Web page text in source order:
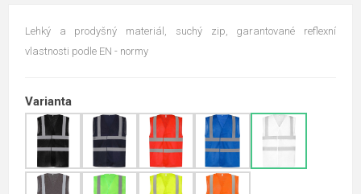
Lehký a prodyšný materiál, suchý zip, garantované reflexní
vlastnosti podle EN - normy
Varianta